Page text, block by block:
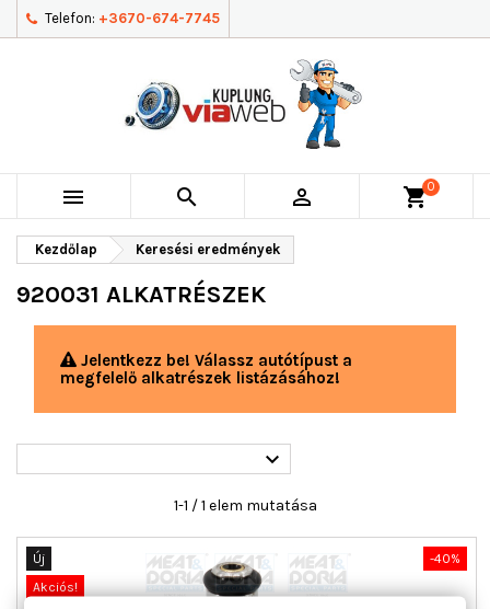
Telefon: +3670-674-7745
   shopping_cart0
Kezdőlap Keresési eredmények
920031 ALKATRÉSZEK
Jelentkezz be! Válassz autótípust a
megfelelő alkatrészek listázásához!

1-1 / 1 elem mutatása
-40%
Új
Akciós!